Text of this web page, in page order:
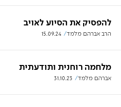
להפסיק את הסיוע לאויב
הרב אברהם מלמד 15.09.24
מלחמה רוחנית ותודעתית
אברהם מלמד 31.10.23